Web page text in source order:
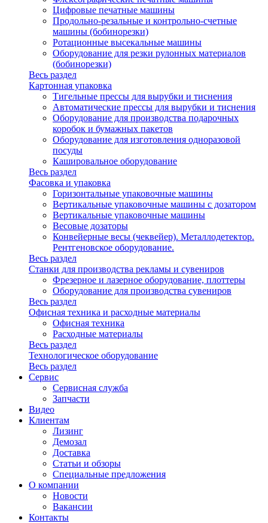
Цифровые печатные машины
Продольно-резальные и контрольно-счетные
машины (бобинорезки)
Ротационные высекальные машины
Оборудование для резки рулонных материалов
(бобинорезки)
Весь раздел
Картонная упаковка
Тигельные прессы для вырубки и тиснения
Автоматические прессы для вырубки и тиснения
Оборудование для производства подарочных
коробок и бумажных пакетов
Оборудование для изготовления одноразовой
посуды
Кашировальное оборудование
Весь раздел
Фасовка и упаковка
Горизонтальные упаковочные машины
Вертикальные упаковочные машины с дозатором
Вертикальные упаковочные машины
Весовые дозаторы
Конвейерные весы (чеквейер). Металлодетектор.
Рентгеновское оборудование.
Весь раздел
Станки для производства рекламы и сувениров
Фрезерное и лазерное оборудование, плоттеры
Оборудование для производства сувениров
Весь раздел
Офисная техника и расходные материалы
Офисная техника
Расходные материалы
Весь раздел
Технологическое оборудование
Весь раздел
Сервис
Сервисная служба
Запчасти
Видео
Клиентам
Лизинг
Демозал
Доставка
Статьи и обзоры
Специальные предложения
О компании
Новости
Вакансии
Контакты